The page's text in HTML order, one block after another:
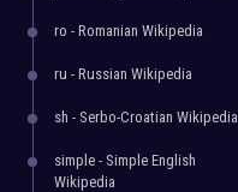
ro - Romanian Wikipedia
ru - Russian Wikipedia
sh - Serbo-Croatian Wikipedia
simple - Simple English
Wikipedia